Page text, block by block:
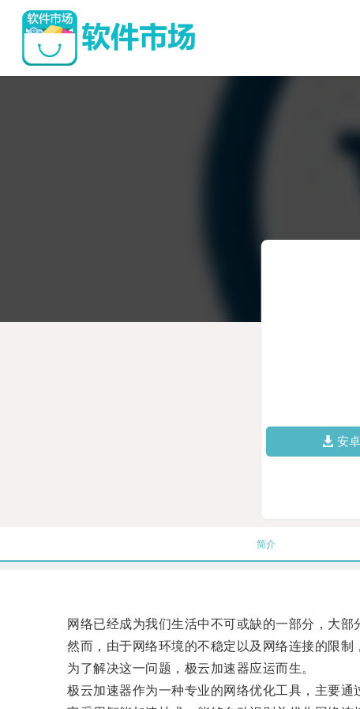
安
简介
网络已经成为我们生活中不可或缺的一部分，大部
然而，由于网络环境的不稳定以及网络连接的限制
为了解决这一问题，极云加速器应运而生。
极云加速器作为一种专业的网络优化工具，主要通